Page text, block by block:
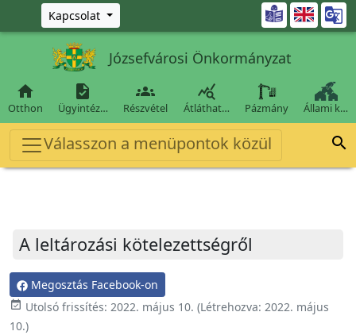
Ugrás a fő tartalomra
Kapcsolat 
Józsefvárosi Önkormányzat

Otthon

Ügyintéz…

Részvétel

Átláthat… Pázmány Állami k…
Válasszon a menüpontok közül 
A leltározási kötelezettségről
Megosztás Facebook-on
event_available Utolsó frissítés: 2022. május 10. (Létrehozva: 2022. május
10.)